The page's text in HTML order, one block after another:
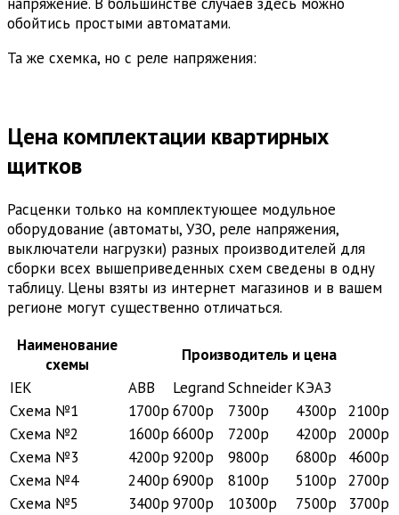
обойтись простыми автоматами.
Та же схемка, но с реле напряжения:
Цена комплектации квартирных
щитков
Расценки только на комплектующее модульное
оборудование (автоматы, УЗО, реле напряжения,
выключатели нагрузки) разных производителей для
сборки всех вышеприведенных схем сведены в одну
таблицу. Цены взяты из интернет магазинов и в вашем
регионе могут существенно отличаться.
Наименование
схемы
Производитель и цена
IEK
ABB LegrandSchneider КЭАЗ
Схема №1
1700р 6700р 7300р 4300р
2100р
Схема №2
1600р 6600р 7200р 4200р
2000р
Схема №3
4200р 9200р 9800р 6800р
4600р
Схема №4
2400р 6900р 8100р 5100р
2700р
Схема №5
3400р 9700р 10300р 7500р
3700р